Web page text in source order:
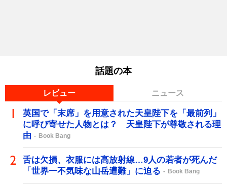
話題の本
レビュー ニュース
英国で「末席」を用意された天皇陛下を「最前列」
に呼び寄せた人物とは？ 天皇陛下が尊敬される理
由
Book Bang
舌は欠損、衣服には高放射線…9人の若者が死んだ
「世界一不気味な山岳遭難」に迫る
Book Bang